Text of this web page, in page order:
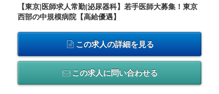
【東京|医師求人常勤|泌尿器科】若手医師大募集！東京
西部の中規模病院【高給優遇】
この求人の詳細を見る
この求人に問い合わせる